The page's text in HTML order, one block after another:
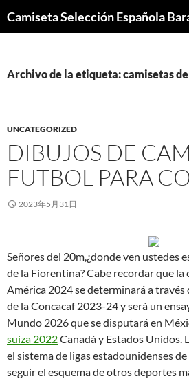
Camiseta Selección Española
Archivo de la etiqueta: camisetas
UNCATEGORIZED
DIBUJOS DE
FUTBOL PARA
2023年5月31日
Señores del 20m,¿donde ven ustedes
de la Fiorentina? Cabe recordar que la
América 2024 se determinará a través
de la Concacaf 2023-24 y será un
Mundo 2026 que se disputará en
suiza 2022Canadá y Estados Unidos.
el sistema de ligas estadounidenses
seguir el esquema de otros deportes